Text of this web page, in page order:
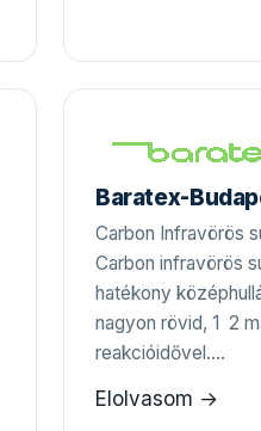
Baratex-
Carbon Infravörös
Carbon infravörös
hatékony
nagyon rövid, 1  2
reakcióidővel.…
Elolvasom →